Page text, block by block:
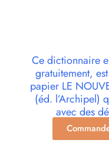
Ce dictionnaire
gratuitement,
papier LE
(éd. l’Archipel)
avec des